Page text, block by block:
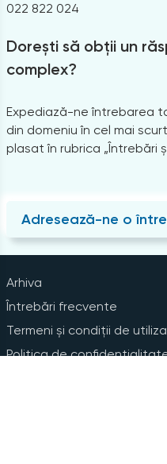
022 822 024
Dorești să obții un
complex?
Expediază-ne întrebarea
din domeniu în cel mai
plasat în rubrica „Întrebări
Adresează-ne o
Arhiva
Întrebări frecvente
Termeni și condiții de
Politica de